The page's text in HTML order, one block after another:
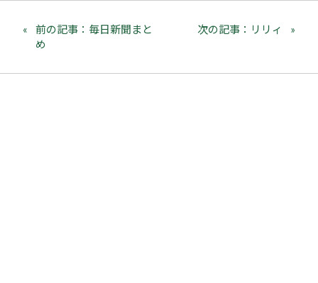
前の記事：毎日新聞まと
め
次の記事：リリィ